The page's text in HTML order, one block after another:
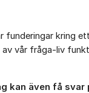
funderingar kring
av vår fråga-liv
kan även få svar